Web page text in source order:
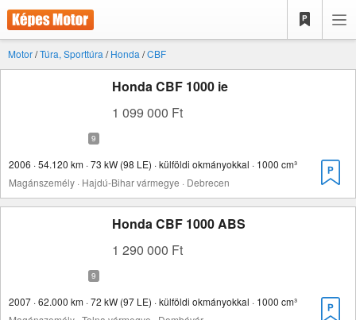
Motor/Túra, Sporttúra /Honda /CBF
Honda CBF 1000 ie
1 099 000 Ft
2006 · 54.120 km · 73 kW (98 LE) · külföldi okmányokkal · 1000 cm³
Magánszemély · Hajdú-Bihar vármegye · Debrecen
Honda CBF 1000 ABS
1 290 000 Ft
2007 · 62.000 km · 72 kW (97 LE) · külföldi okmányokkal · 1000 cm³